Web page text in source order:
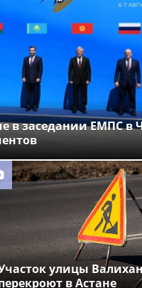
в заседании ЕМПС в
улицы
в Астане